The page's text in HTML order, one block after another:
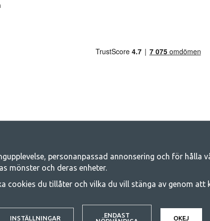
- Din butik för camping och
husvagnstält och all annan utrustning för camping och
© 2020 GetCamping. All rights reserved.
personanpassad annonsering och för hålla
mönster och deras enheter.
cookies du tillåter och vilka du vill stänga av genom att
INSTÄLLNINGAR
ENDAST
OKEJ